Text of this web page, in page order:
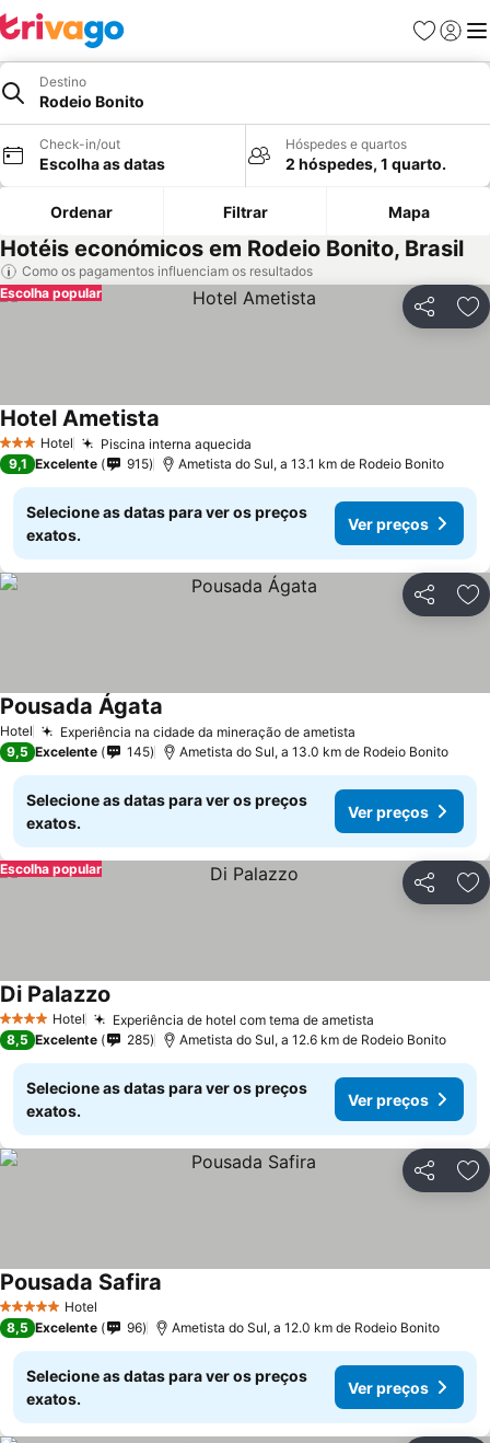
Favoritos
Iniciar
Destino
Rodeio Bonito
Check-in/out
Escolha as datas
Hóspedes e quartos
2 hóspedes, 1 quarto.
Ordenar Filtrar Mapa
Hotéis económicos em Rodeio Bonito, Brasil
Como os pagamentos influenciam os resultados
Partilhar
Escolha popular
3 EstrelasHotel Piscina interna aquecida
Hotel Ametista
9,1 Excelente 915 Ametista do Sul, a 13.1 km de Rodeio Bonito
Selecione as datas para ver os preços
exatos.
Ver preços
Partilhar
Hotel Experiência na cidade da mineração de ametista
Pousada Ágata
9,5 Excelente 145 Ametista do Sul, a 13.0 km de Rodeio Bonito
Selecione as datas para ver os preços
exatos.
Ver preços
Partilhar
Escolha popular
4 EstrelasHotel Experiência de hotel com tema de ametista
Di Palazzo
8,5 Excelente 285 Ametista do Sul, a 12.6 km de Rodeio Bonito
Selecione as datas para ver os preços
exatos.
Ver preços
Partilhar
5 Estrelas Hotel
Pousada Safira
8,5 Excelente 96 Ametista do Sul, a 12.0 km de Rodeio Bonito
Selecione as datas para ver os preços
exatos.
Ver preços